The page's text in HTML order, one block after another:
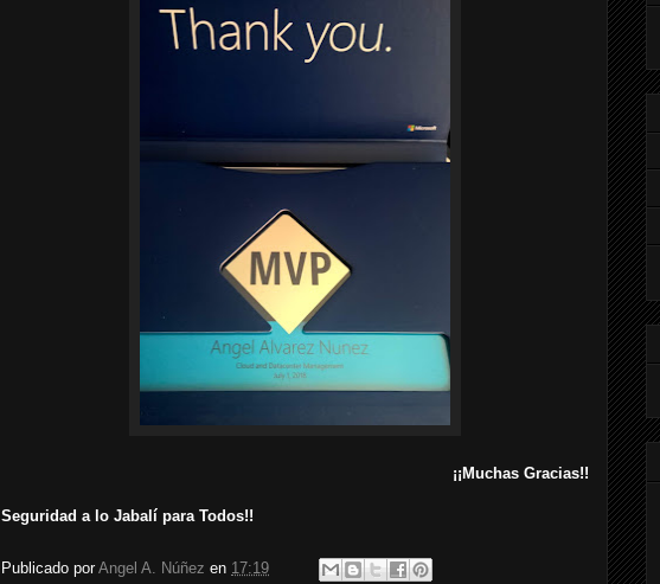
¡¡Muchas Gracias!!
Seguridad a lo Jabalí para Todos!!
Publicado por Angel A. Núñez en 17:19